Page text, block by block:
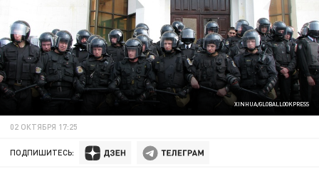
XINHUA/GLOBALLOOKPRESS
02 ОКТЯБРЯ 17:25
ПОДПИШИТЕСЬ: